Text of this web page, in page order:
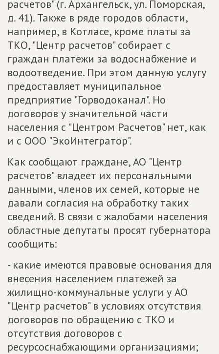
расчетов" (г. Архангельск, ул. Поморская,
д. 41). Также в ряде городов области,
например, в Котласе, кроме платы за
ТКО, "Центр расчетов" собирает с
граждан платежи за водоснабжение и
водоотведение. При этом данную услугу
предоставляет муниципальное
предприятие "Горводоканал". Но
договоров у значительной части
населения с "Центром Расчетов" нет, как
и с ООО "ЭкоИнтегратор".
Как сообщают граждане, АО "Центр
расчетов" владеет их персональными
данными, членов их семей, которые не
давали согласия на обработку таких
сведений. В связи с жалобами населения
областные депутаты просят губернатора
сообщить:
- какие имеются правовые основания для
внесения населением платежей за
жилищно-коммунальные услуги у АО
"Центр расчетов" в условиях отсутствия
договоров по обращению с ТКО и
отсутствия договоров с
ресурсоснабжающими организациями;